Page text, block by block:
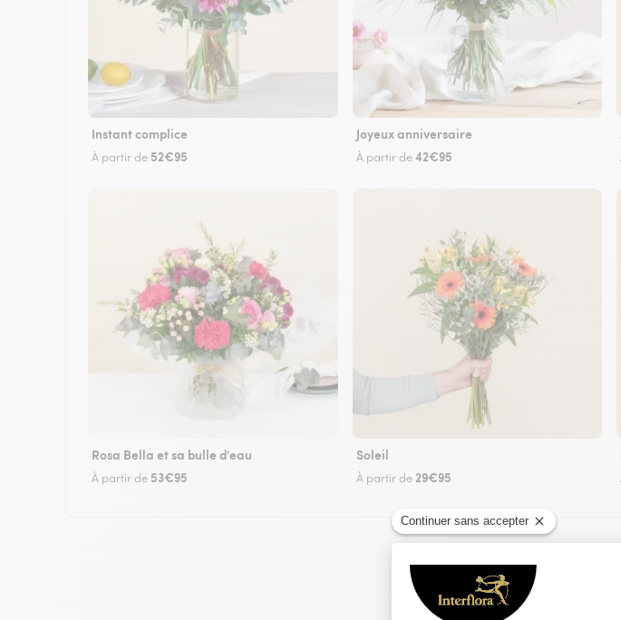
Instant complice
À partir de 52€95
Joyeux anniversaire
À partir de42€95
Rosa Bella et sa bulle d'eau
À partir de 53€95
Soleil
À partir de 29€95